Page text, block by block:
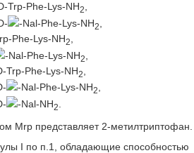
Trp-Рhe-Lys-NН2,
-Nal-Рhe-Lys-NН2
Рhe-Lys-NН2
-Nal-Рhe-Lys-NН2
Trp-Рhe-Lys-NН2
-Nal-Рhe-Lys-NН2,
-Nal-NН2
Mrp представляет 2-метилтриптофан.
I по п.1, обладающие способностью